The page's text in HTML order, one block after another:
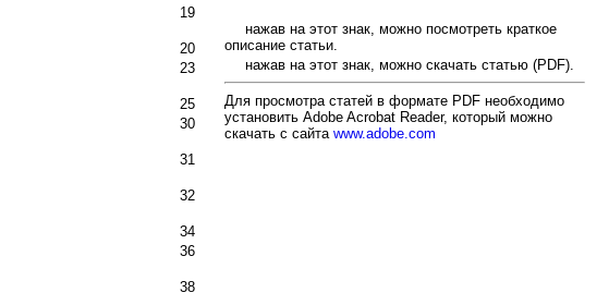
19
20
23
25
30
31
32
34
36
38
нажав на этот знак, можно посмотреть краткое
описание статьи.
нажав на этот знак, можно скачать статью (PDF).
Для просмотра статей в формате PDF необходимо
установить Adobe Acrobat Reader, который можно
скачать с сайта www.adobe.com